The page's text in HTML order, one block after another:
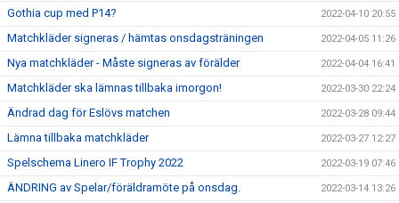
Gothia cup med P14? 2022-04-10 20:55
Matchkläder signeras / hämtas onsdagsträningen 2022-04-05 11:26
Nya matchkläder - Måste signeras av förälder 2022-04-04 16:41
Matchkläder ska lämnas tillbaka imorgon! 2022-03-30 22:24
Ändrad dag för Eslövs matchen 2022-03-28 09:44
Lämna tillbaka matchkläder 2022-03-27 12:27
Spelschema Linero IF Trophy 2022 2022-03-19 07:46
ÄNDRING av Spelar/föräldramöte på onsdag. 2022-03-14 13:26